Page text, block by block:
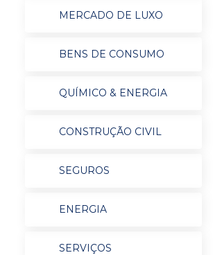
MERCADO DE LUXO
BENS DE CONSUMO
QUÍMICO & ENERGIA
CONSTRUÇÃO CIVIL
SEGUROS
ENERGIA
SERVIÇOS